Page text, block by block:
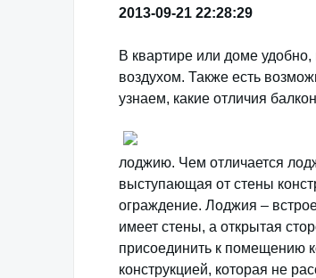
2013-09-21 22:28:29
В квартире или доме
воздухом. Также есть
узнаем, какие отличия
лоджию. Чем отличается
выступающая от стены
ограждение. Лоджия –
имеет стены, а открытая
присоединить к помещению
конструкцией, которая не